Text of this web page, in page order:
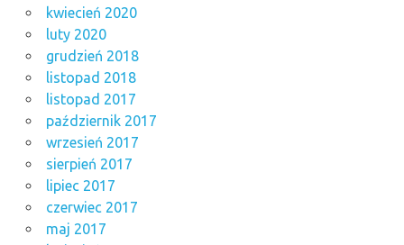
kwiecień 2020
luty 2020
grudzień 2018
listopad 2018
listopad 2017
październik 2017
wrzesień 2017
sierpień 2017
lipiec 2017
czerwiec 2017
maj 2017